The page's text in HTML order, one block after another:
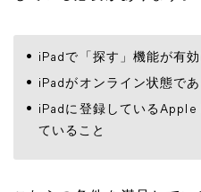
iPadで「探す」機能が有
iPadがオンライン状態であ
iPadに登録しているApple
ていること